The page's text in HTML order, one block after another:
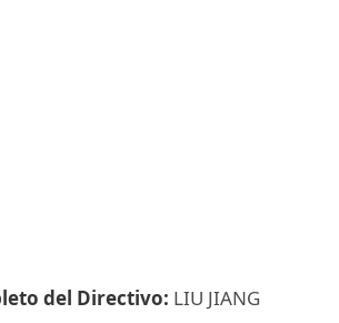
del Directivo: LIU JIANG